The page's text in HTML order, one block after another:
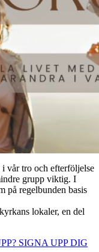
vår tro och efterföljelse
grupp viktig. I
på regelbunden basis
lokaler, en del
SIGNA UPP DIG